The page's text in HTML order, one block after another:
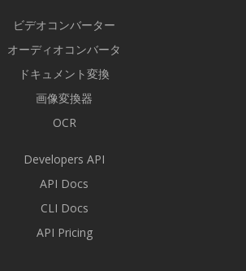
ビデオコンバーター
オーディオコンバータ
ドキュメント変換
画像変換器
OCR
Developers API
API Docs
CLI Docs
API Pricing